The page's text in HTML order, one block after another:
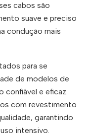
cabos são
suave e preciso
condução mais
para se
de modelos de
confiável e eficaz.
com revestimento
garantindo
intensivo.